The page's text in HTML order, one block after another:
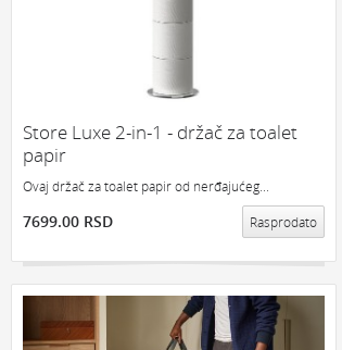
Store Luxe 2-in-1 - držač za toalet
papir
Ovaj držač za toalet papir od nerđajućeg...
7699.00 RSD Rasprodato